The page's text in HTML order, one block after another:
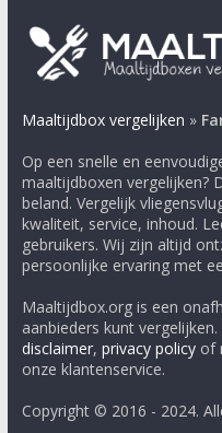
Maaltijdbox vergelijken »
Op een snelle en
maaltijdboxen vergelijken?
beland. Vergelijk
kwaliteit, service, inhoud.
gebruikers. Wij zijn altijd
persoonlijke ervaring met
Maaltijdbox.org is een
aanbieders kunt
disclaimer, privacy policyof
onze klantenservice.
Copyright © 2016 - 2024.